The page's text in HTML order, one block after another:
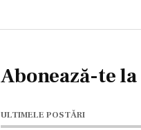
Abonează-te
ULTIMELE POSTĂRI